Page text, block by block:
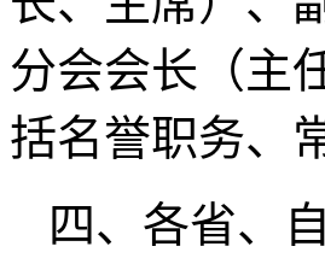
分会会长（主
括名誉职务、
四、各省、